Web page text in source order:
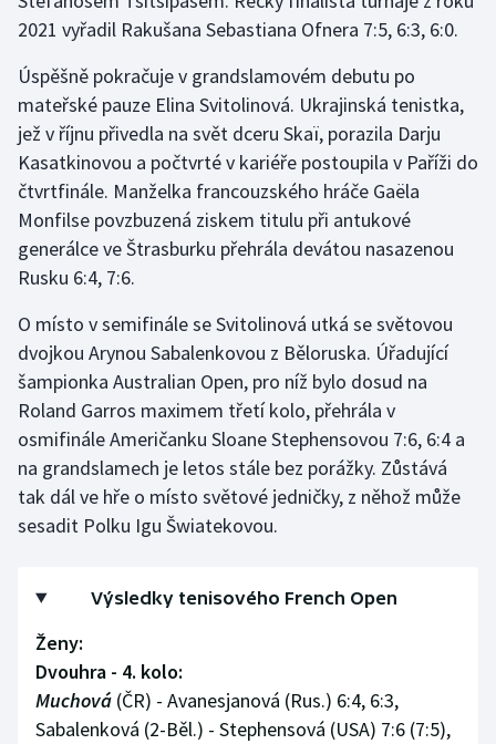
Stolní tenis
Triatlon
Veslování
Vodní slalom
Volejbal
Ostatní
2021 vyřadil Rakušana Sebastiana Ofnera 7:5, 6:3, 6:0.
Úspěšně pokračuje v grandslamovém debutu po
mateřské pauze Elina Svitolinová. Ukrajinská tenistka,
jež v říjnu přivedla na svět dceru Skaï, porazila Darju
Kasatkinovou a počtvrté v kariéře postoupila v Paříži do
čtvrtfinále. Manželka francouzského hráče Gaëla
Monfilse povzbuzená ziskem titulu při antukové
generálce ve Štrasburku přehrála devátou nasazenou
Rusku 6:4, 7:6.
O místo v semifinále se Svitolinová utká se světovou
dvojkou Arynou Sabalenkovou z Běloruska. Úřadující
šampionka Australian Open, pro níž bylo dosud na
Roland Garros maximem třetí kolo, přehrála v
osmifinále Američanku Sloane Stephensovou 7:6, 6:4 a
na grandslamech je letos stále bez porážky. Zůstává
tak dál ve hře o místo světové jedničky, z něhož může
sesadit Polku Igu Šwiatekovou.
Výsledky tenisového French Open
Ženy:
Dvouhra - 4. kolo:
Muchová (ČR) - Avanesjanová (Rus.) 6:4, 6:3,
Sabalenková (2-Běl.) - Stephensová (USA) 7:6 (7:5),